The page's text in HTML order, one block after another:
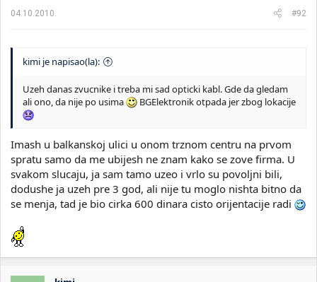
04.10.2010. #92
kimi je napisao(la):
Uzeh danas zvucnike i treba mi sad opticki kabl. Gde da gledam
ali ono, da nije po usima
BGElektronik otpada jer zbog lokacije
Imash u balkanskoj ulici u onom trznom centru na prvom
spratu samo da me ubijesh ne znam kako se zove firma. U
svakom slucaju, ja sam tamo uzeo i vrlo su povoljni bili,
dodushe ja uzeh pre 3 god, ali nije tu moglo nishta bitno da
se menja, tad je bio cirka 600 dinara cisto orijentacije radi